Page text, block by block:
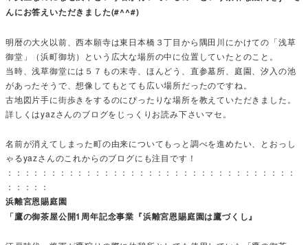
んにお答えいただきました(#^^#)
明暦の大火以前、西本願寺は東日本橋３丁目から隅田川にかけての「浅草
御堂」（浜町御坊）という広大な場所の中に位置していたとのこと。
当時、浅草御堂には５７もの末寺、ほんどう、直参墓所、庭園、汐入の池
があったそうで、想像してもとても広い場所だったのですね。
古地図片手に街歩きをするのにぴったりな場所を教えていただきました。
詳しくはyazさんのブログをじっくりお読み下さいマセ。
名前が消えてしまった町の由来についてもっと調べを進めたい、とおっし
ゃるyazさんのこれからのブログにも注目です！
：：：：：：：：：：：：：：：：：：：：：：：：：：：：：：：：：
：：：：：
浜離宮恩賜庭園
「鷹の御茶屋公開1周年記念事業『浜離宮恩賜庭園は鷹づくし』